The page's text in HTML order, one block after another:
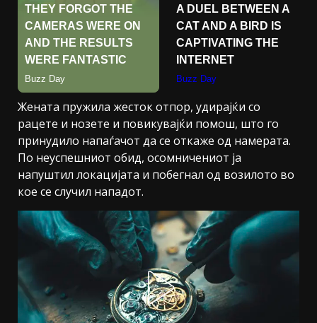
Жената пружила жесток отпор, удирајќи со
рацете и нозете и повикувајќи помош, што го
принудило напаѓачот да се откаже од намерата.
По неуспешниот обид, осомничениот ја
напуштил локацијата и побегнал од возилото во
кое се случил нападот.